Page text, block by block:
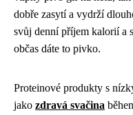
dobře zasytí a vydrží
svůj denní příjem kalorií a
občas dáte to pivko.
Proteinové produkty s
jako zdravá svačina